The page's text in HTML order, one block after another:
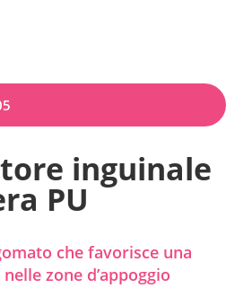
inguinale
PU
che favorisce una
zone d’appoggio